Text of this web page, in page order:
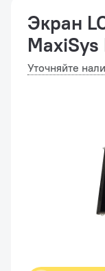
Экран
Уточняйте